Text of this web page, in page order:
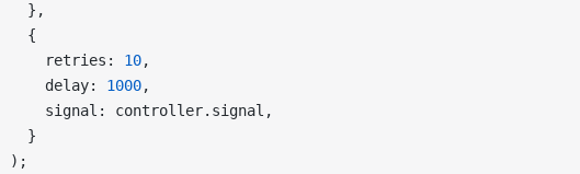
},
{
retries:
10,
delay:
1000,
signal: controller.signal,
}
);